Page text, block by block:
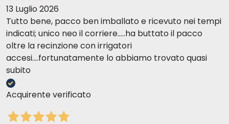
13 Luglio 2026
Tutto bene, pacco ben imballato e ricevuto nei tempi
indicati; unico neo il corriere.....ha buttato il pacco
oltre la recinzione con irrigatori
accesi....fortunatamente lo abbiamo trovato quasi
subito
Acquirente verificato